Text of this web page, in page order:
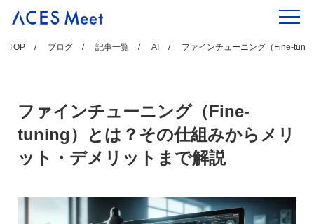
content
TOP ブログ 記事一覧 AI ファインチューニング（Fine-
ファインチューニング（Fine-
tuning）とは？その仕組みからメリ
ット・デメリットまで解説